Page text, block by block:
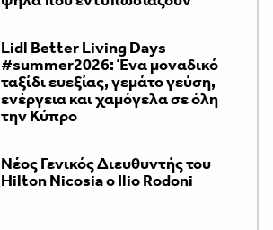
Lidl Better Living Days
#summer2026: Ένα μοναδικό
ταξίδι ευεξίας, γεμάτο γεύση,
ενέργεια και χαμόγελα σε όλη
την Κύπρο
Νέος Γενικός Διευθυντής του
Hilton Nicosia ο Ilio Rodoni